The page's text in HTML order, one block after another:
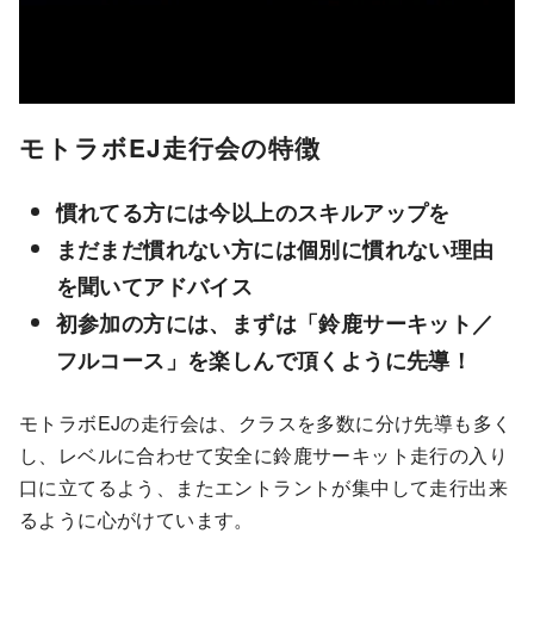
モトラボEJ走行会の特徴
慣れてる方には今以上のスキルアップを
まだまだ慣れない方には個別に慣れない理由
を聞いてアドバイス
初参加の方には、まずは「鈴鹿サーキット／
フルコース」を楽しんで頂くように先導！
モトラボEJの走行会は、クラスを多数に分け先導も多く
し、レベルに合わせて安全に鈴鹿サーキット走行の入り
口に立てるよう、またエントラントが集中して走行出来
るように心がけています。